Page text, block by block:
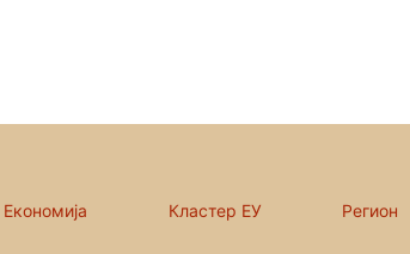
Економија Кластер ЕУ Регион